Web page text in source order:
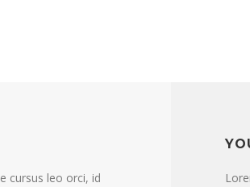
cursus leo orci, id